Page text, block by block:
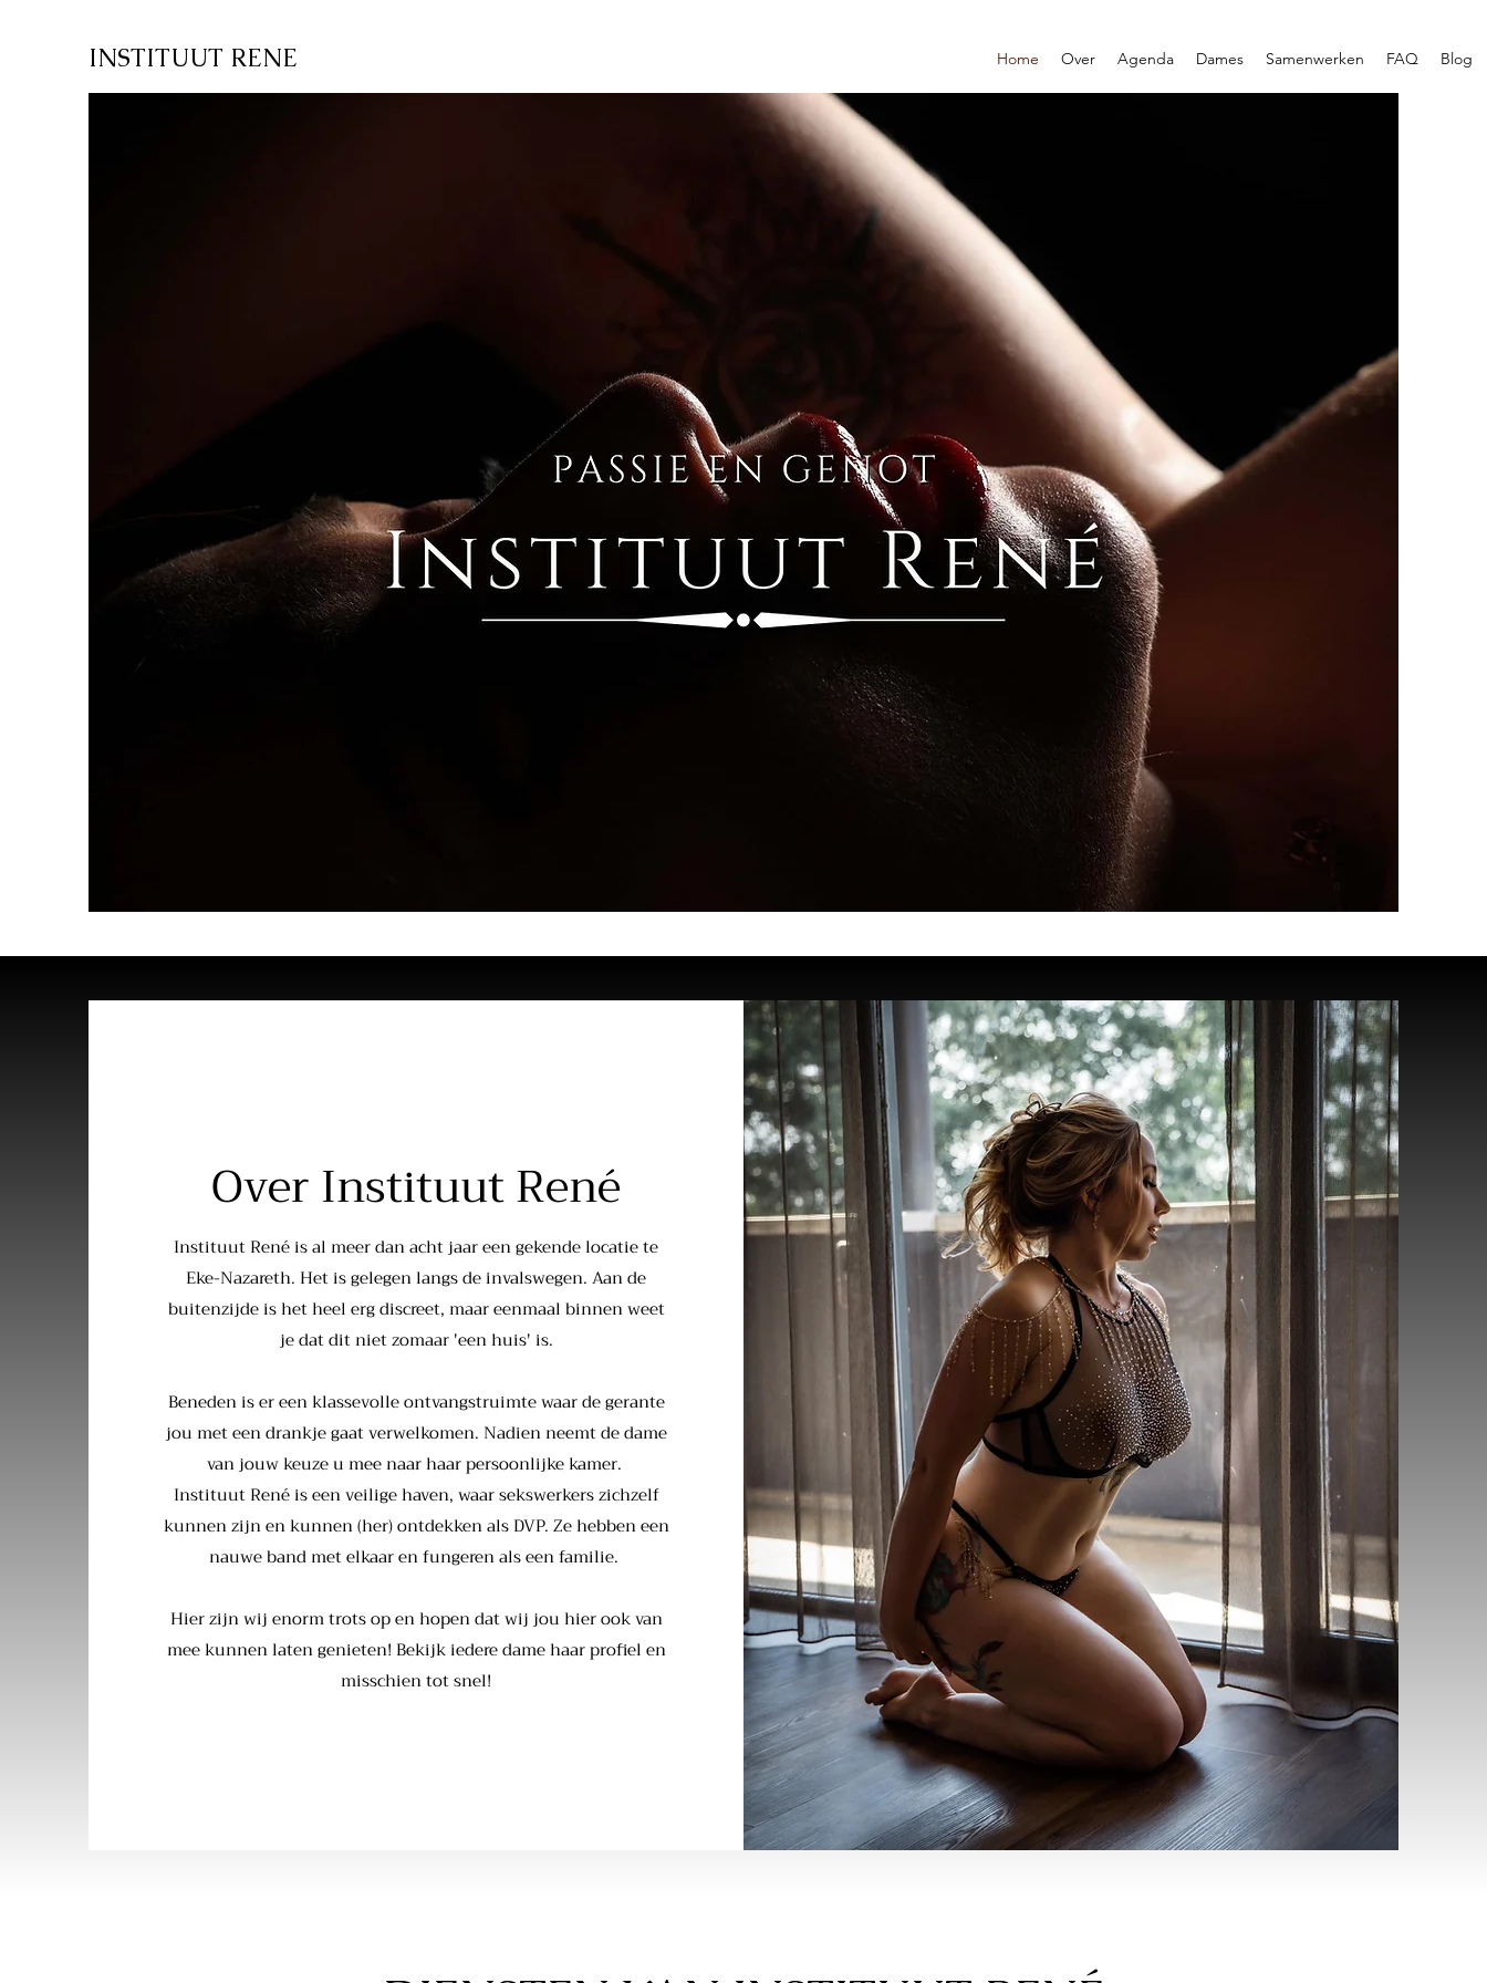
INSTITUUT RENE Home Over Agenda Dames Samenwerken FAQ Blog
Over Instituut René
Instituut René is al meer dan acht jaar een gekende locatie te
Eke-Nazareth. Het is gelegen langs de invalswegen. Aan de
buitenzijde is het heel erg discreet, maar eenmaal binnen weet
je dat dit niet zomaar 'een huis' is.
Beneden is er een klassevolle ontvangstruimte waar de gerante
jou met een drankje gaat verwelkomen. Nadien neemt de dame
van jouw keuze u mee naar haar persoonlijke kamer.
Instituut René is een veilige haven, waar sekswerkers zichzelf
kunnen zijn en kunnen (her) ontdekken als DVP. Ze hebben een
nauwe band met elkaar en fungeren als een familie.
Hier zijn wij enorm trots op en hopen dat wij jou hier ook van
mee kunnen laten genieten! Bekijk iedere dame haar profiel en
misschien tot snel!